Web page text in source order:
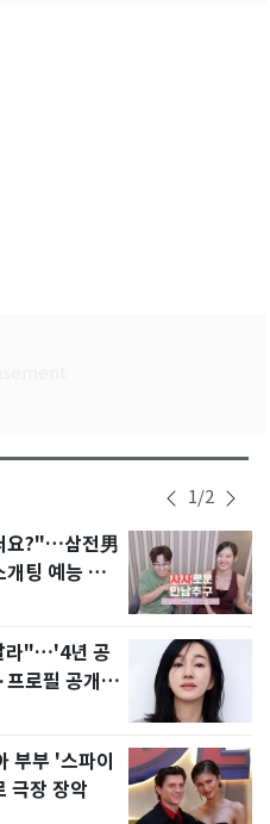
1/2
요?"…삼전男
팅 예능 화
라"…'4년 공
로필 공개
부부 '스파이
극장 장악